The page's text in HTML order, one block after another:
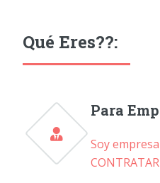
Qué Eres??:
Para
Soy
CONTRATAR